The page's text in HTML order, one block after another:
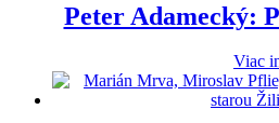
Peter Adamecký:
Viac